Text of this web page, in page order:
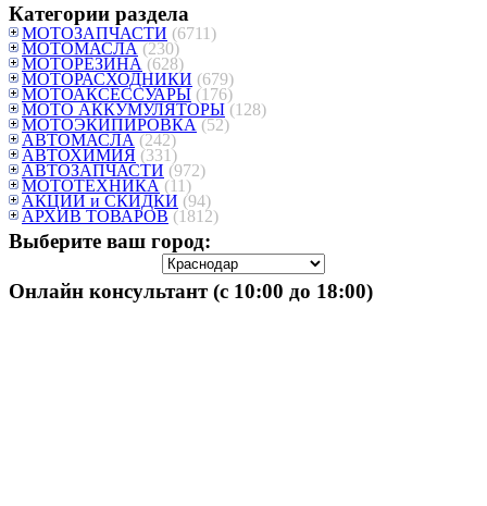
Категории раздела
МОТОЗАПЧАСТИ (6711)
МОТОМАСЛА (230)
МОТОРЕЗИНА (628)
МОТОРАСХОДНИКИ (679)
МОТОАКСЕССУАРЫ (176)
МОТО АККУМУЛЯТОРЫ (128)
МОТОЭКИПИРОВКА (52)
АВТОМАСЛА (242)
АВТОХИМИЯ (331)
АВТОЗАПЧАСТИ (972)
МОТОТЕХНИКА (11)
АКЦИИ и СКИДКИ (94)
АРХИВ ТОВАРОВ (1812)
Выберите ваш город:
Онлайн консультант (с 10:00 до 18:00)